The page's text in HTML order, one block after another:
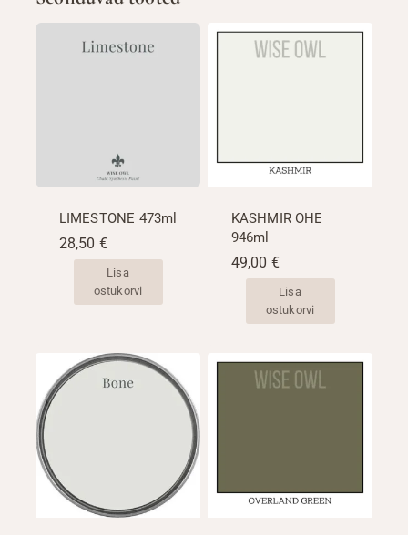
LIMESTONE 473ml
28,50 €
Lisa
ostukorvi
KASHMIR OHE
946ml
49,00 €
Lisa
ostukorvi